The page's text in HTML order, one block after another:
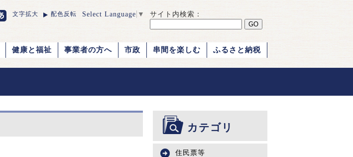
文字拡大 配色反転 Select Language ▼ サイト内検索：
健康と福祉 事業者の方へ 市政 串間を楽しむ ふるさと納税
カテゴリ
住民票等